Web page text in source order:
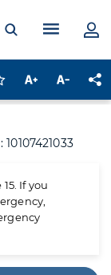
Ouvrir laMenu
vous
Augmenter la
10107421033
If you